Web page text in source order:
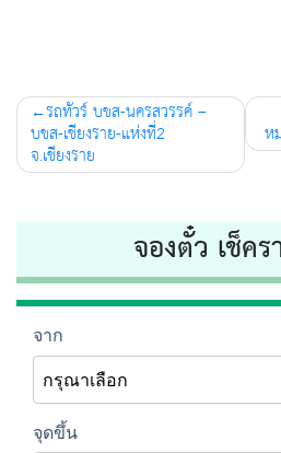
Post
navigation
รถทัวร์ บขส-นครสวรรค์ –
บขส-เชียงราย-แห่งที่2
จ.เชียงราย
ห
จองตั๋ว เช็ค